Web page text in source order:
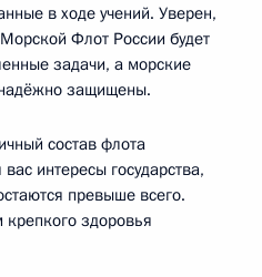
в ходе учений. Уверен,
Флот России будет
задачи, а морские
защищены.
состав флота
интересы государства,
превыше всего.
здоровья